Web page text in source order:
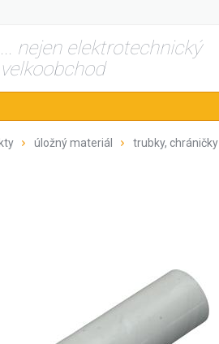
... nejen elektrotechnický
velkoobchod
úložný materiál trubky, chráničky